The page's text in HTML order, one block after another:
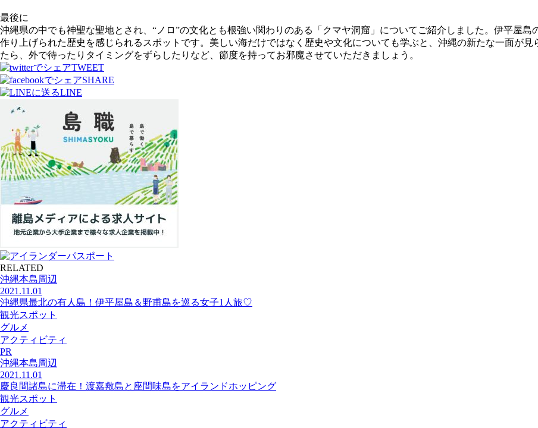
最後に
沖縄県の中でも神聖な聖地とされ、“ノロ”の文化とも根強い関わりのある「クマヤ洞窟」についてご紹介しました。伊平屋
作り上げられた歴史を感じられるスポットです。美しい海だけではなく歴史や文化についても学ぶと、沖縄の新たな一面が
たら、外で待ったりタイミングをずらしたりなど、節度を持ってお邪魔させていただきましょう。
TWEET
SHARE
LINE
RELATED
沖縄本島周辺
2021.11.01
沖縄県最北の有人島！伊平屋島＆野甫島を巡る女子1人旅♡
観光スポット
グルメ
アクティビティ
PR
沖縄本島周辺
2021.11.01
慶良間諸島に滞在！渡嘉敷島と座間味島をアイランドホッピング
観光スポット
グルメ
アクティビティ